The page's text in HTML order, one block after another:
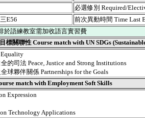
必選修別 Required/
三E56
前次異動時間 Time Last
於語練教室需加收語言實習費
標關聯性 Course match with UN SDGs
Equality
的司法 Peace, Justice and Strong Institutions
球夥伴關係 Partnerships for the Goals
match with Employment Soft Skills
Expression
Technology Applications